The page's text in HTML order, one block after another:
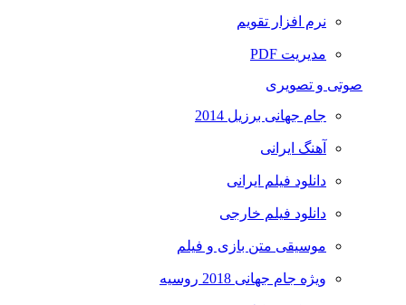
نرم افزار تقویم
مدیریت PDF
صوتی و تصویری
جام جهانی برزیل 2014
آهنگ ایرانی
دانلود فیلم ایرانی
دانلود فیلم خارجی
موسیقی متن بازی و فیلم
ویژه جام جهانی 2018 روسیه